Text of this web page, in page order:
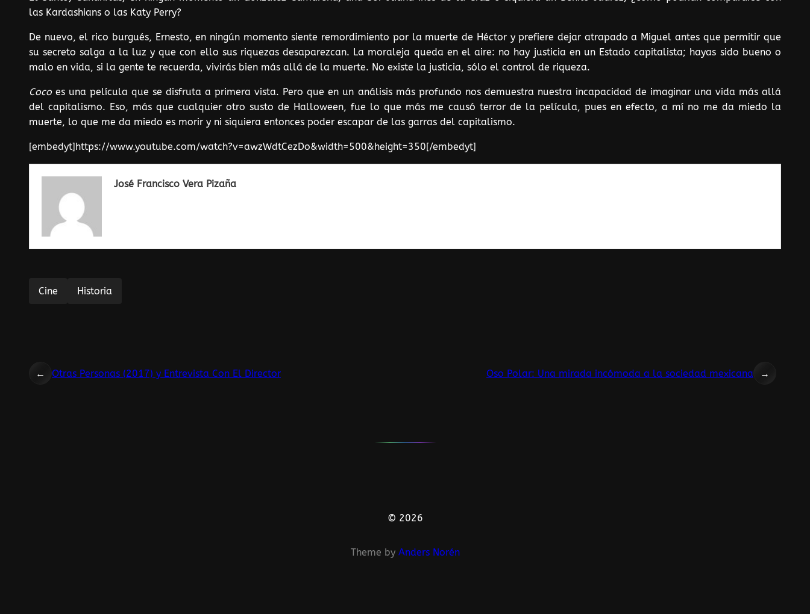
las Kardashians o las Katy Perry?
De nuevo, el rico burgués, Ernesto, en ningún momento siente remordimiento por la muerte de Héctor y prefiere dejar atrapado a Miguel antes que permitir que
su secreto salga a la luz y que con ello sus riquezas desaparezcan. La moraleja queda en el aire: no hay justicia en un Estado capitalista; hayas sido bueno o
malo en vida, si la gente te recuerda, vivirás bien más allá de la muerte. No existe la justicia, sólo el control de riqueza.
Coco es una película que se disfruta a primera vista. Pero que en un análisis más profundo nos demuestra nuestra incapacidad de imaginar una vida más allá
del capitalismo. Eso, más que cualquier otro susto de Halloween, fue lo que más me causó terror de la película, pues en efecto, a mí no me da miedo la
muerte, lo que me da miedo es morir y ni siquiera entonces poder escapar de las garras del capitalismo.
[embedyt]https://www.youtube.com/watch?v=awzWdtCezDo&width=500&height=350[/embedyt]
José Francisco Vera Pizaña
Cine Historia
← Otras Personas (2017) y Entrevista Con El Director Oso Polar: Una mirada incómoda a la sociedad mexicana →
© 2026
Theme by Anders Norén